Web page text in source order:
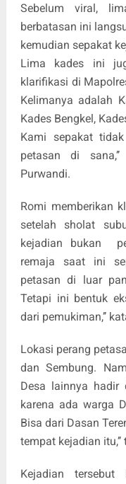
Sebelum viral,
berbatasan ini
kemudian sepakat
Lima kades ini
klarifikasi di
Kelimanya adalah
Kades Bengkel,
Kami sepakat
petasan di
Purwandi.
Romi memberikan
setelah sholat
kejadian bukan
remaja saat ini
petasan di luar
Tetapi ini bentuk
dari pemukiman,’’
Lokasi perang
dan Sembung.
Desa lainnya hadir
karena ada warga
Bisa dari Dasan
tempat kejadian
Kejadian